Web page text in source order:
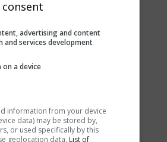
advertising and content
and services development
a device
information from your device
data) may be stored by,
or used specifically by this
geolocation data. List of